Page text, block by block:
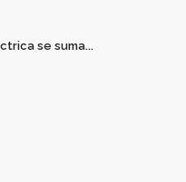
se suma...